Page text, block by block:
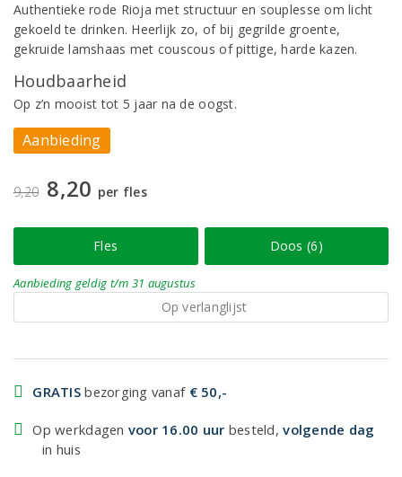
Authentieke rode Rioja met structuur en souplesse om licht
gekoeld te drinken. Heerlijk zo, of bij gegrilde groente,
gekruide lamshaas met couscous of pittige, harde kazen.
Houdbaarheid
Op z’n mooist tot 5 jaar na de oogst.
Aanbieding
9,20 8,20 per fles
Fles Doos (6)
Aanbieding geldig t/m 31 augustus
Op verlanglijst
GRATIS bezorging vanaf € 50,-
Op werkdagen voor 16.00 uur besteld,volgende dag
in huis